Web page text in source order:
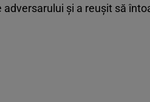
și a reușit să